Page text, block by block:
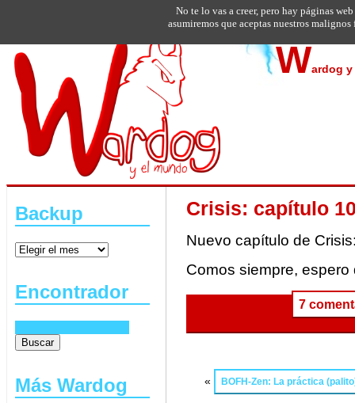
Wardog
Backup
Encontrador
Más Wardog
Crisis: capítulo
Nuevo capítulo de
Comos siempre, espero
7
« BOFH-Zen: La práctica
No te lo vas a creer, pero hay páginas
asumiremos que aceptas nuestros